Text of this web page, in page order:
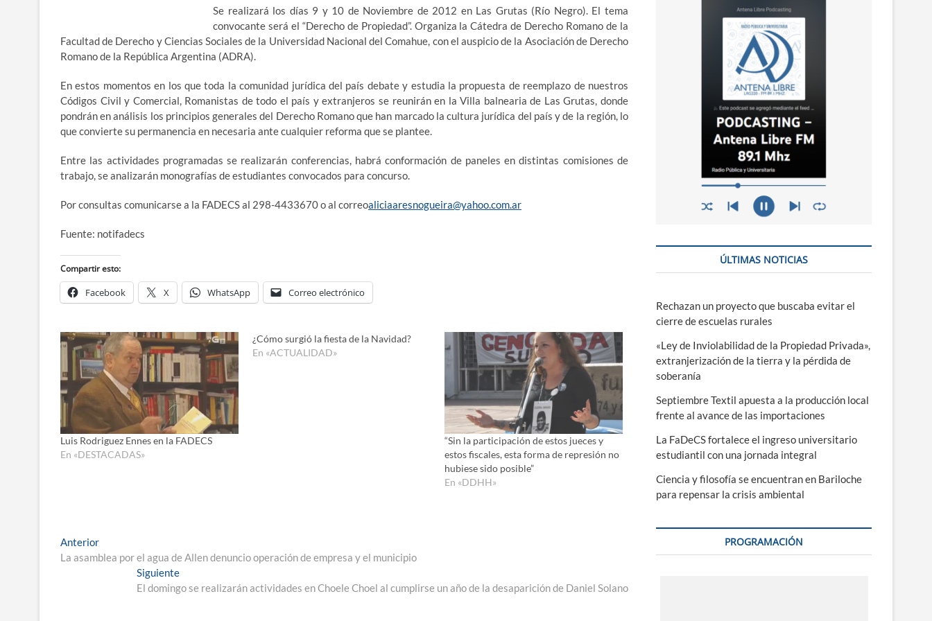
Se realizará los días 9 y 10 de Noviembre de 2012 en Las Grutas (Río Negro). El tema
convocante será el “Derecho de Propiedad”. Organiza la Cátedra de Derecho Romano de la
Facultad de Derecho y Ciencias Sociales de la Universidad Nacional del Comahue, con el auspicio de la Asociación de Derecho
Romano de la República Argentina (ADRA).
En estos momentos en los que toda la comunidad jurídica del país debate y estudia la propuesta de reemplazo de nuestros
Códigos Civil y Comercial, Romanistas de todo el país y extranjeros se reunirán en la Villa balnearia de Las Grutas, donde
pondrán en análisis los principios generales del Derecho Romano que han marcado la cultura jurídica del país y de la región, lo
que convierte su permanencia en necesaria ante cualquier reforma que se plantee.
Entre las actividades programadas se realizarán conferencias, habrá conformación de paneles en distintas comisiones de
trabajo, se analizarán monografías de estudiantes convocados para concurso.
Por consultas comunicarse a la FADECS al 298-4433670 o al correoaliciaaresnogueira@yahoo.com.ar
Fuente: notifadecs
Compartir esto:
Facebook X WhatsApp Correo electrónico
Luis Rodriguez Ennes en la FADECS
En «DESTACADAS»
¿Cómo surgió la fiesta de la Navidad?
En «ACTUALIDAD»
“Sin la participación de estos jueces y
estos fiscales, esta forma de represión no
hubiese sido posible”
En «DDHH»
Navegación
de
AnteriorEntrada
anterior:
La asamblea por el agua de Allen denuncio operación de empresa y el municipio
SiguienteEntrada
siguiente:
El domingo se realizarán actividades en Choele Choel al cumplirse un año de la desaparición de Daniel Solano
ÚLTIMAS NOTICIAS
Rechazan un proyecto que buscaba evitar el
cierre de escuelas rurales
«Ley de Inviolabilidad de la Propiedad Privada»,
extranjerización de la tierra y la pérdida de
soberanía
Septiembre Textil apuesta a la producción local
frente al avance de las importaciones
La FaDeCS fortalece el ingreso universitario
estudiantil con una jornada integral
Ciencia y filosofía se encuentran en Bariloche
para repensar la crisis ambiental
PROGRAMACIÓN